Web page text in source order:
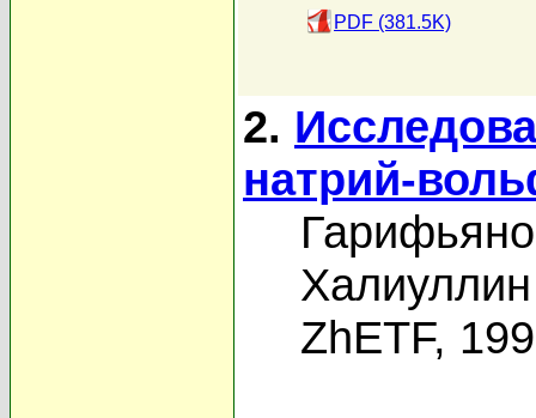
PDF (381.5K)
2.
натрий-
Халиуллин
ZhETF,